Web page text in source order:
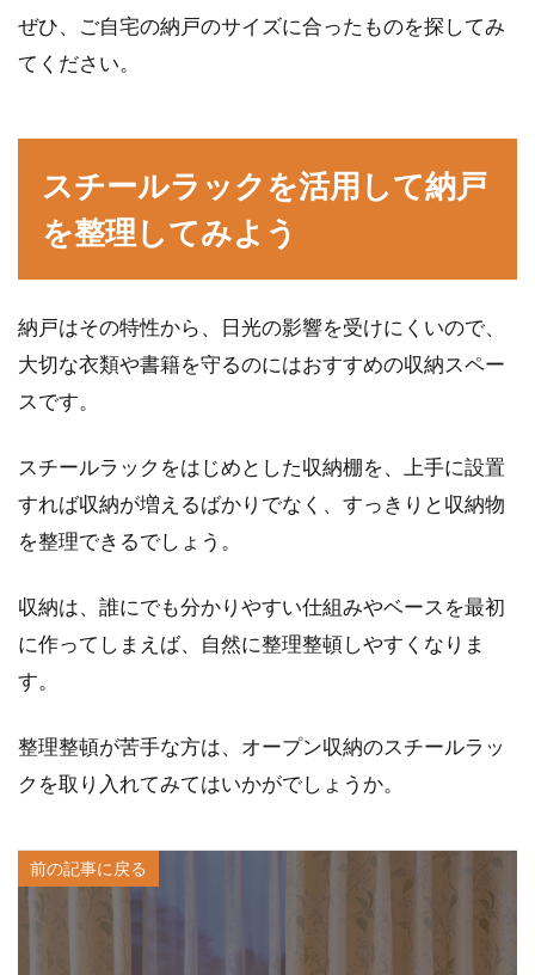
ぜひ、ご自宅の納戸のサイズに合ったものを探してみ
てください。
スチールラックを活用して納戸
を整理してみよう
納戸はその特性から、日光の影響を受けにくいので、
大切な衣類や書籍を守るのにはおすすめの収納スペー
スです。
スチールラックをはじめとした収納棚を、上手に設置
すれば収納が増えるばかりでなく、すっきりと収納物
を整理できるでしょう。
収納は、誰にでも分かりやすい仕組みやベースを最初
に作ってしまえば、自然に整理整頓しやすくなりま
す。
整理整頓が苦手な方は、オープン収納のスチールラッ
クを取り入れてみてはいかがでしょうか。
前の記事に戻る